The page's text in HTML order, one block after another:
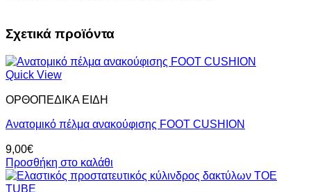
Σχετικά προϊόντα
Quick View
ΟΡΘΟΠΕΔΙΚΑ ΕΙΔΗ
Ανατομικό πέλμα ανακούφισης FOOT CUSHION
9,00€
Προσθήκη στο καλάθι